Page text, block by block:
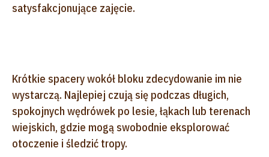
satysfakcjonujące zajęcie.
Krótkie spacery wokół bloku zdecydowanie im nie
wystarczą. Najlepiej czują się podczas długich,
spokojnych wędrówek po lesie, łąkach lub terenach
wiejskich, gdzie mogą swobodnie eksplorować
otoczenie i śledzić tropy.